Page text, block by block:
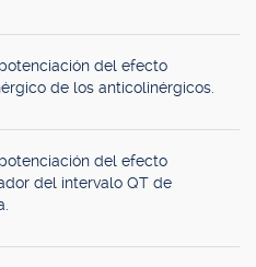
del efecto
de los anticolinérgicos.
del efecto
del intervalo QT de